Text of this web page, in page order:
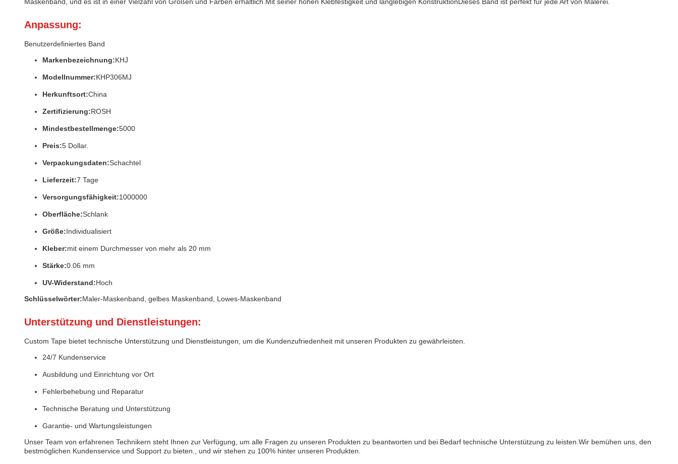
Anpassung:
Benutzerdefiniertes Band
Markenbezeichnung:KHJ
Modellnummer:KHP306MJ
Herkunftsort:China
Zertifizierung:ROSH
Mindestbestellmenge:5000
Preis:5 Dollar.
Verpackungsdaten:Schachtel
Lieferzeit:7 Tage
Versorgungsfähigkeit:1000000
Oberfläche:Schlank
Größe:Individualisiert
Kleber:mit einem Durchmesser von mehr als 20 mm
Stärke:0.06 mm
UV-Widerstand:Hoch
Schlüsselwörter:Maler-Maskenband, gelbes Maskenband, Lowes-Maskenband
Unterstützung und Dienstleistungen:
Custom Tape bietet technische Unterstützung und Dienstleistungen, um die Kundenzufriedenheit mit unseren Produkten zu gewährleisten.
24/7 Kundenservice
Ausbildung und Einrichtung vor Ort
Fehlerbehebung und Reparatur
Technische Beratung und Unterstützung
Garantie- und Wartungsleistungen
Unser Team von erfahrenen Technikern steht Ihnen zur Verfügung, um alle Fragen zu unseren Produkten zu beantworten und bei Bedarf technische Unterstützung zu leisten.Wir bemühen uns, den
bestmöglichen Kundenservice und Support zu bieten., und wir stehen zu 100% hinter unseren Produkten.